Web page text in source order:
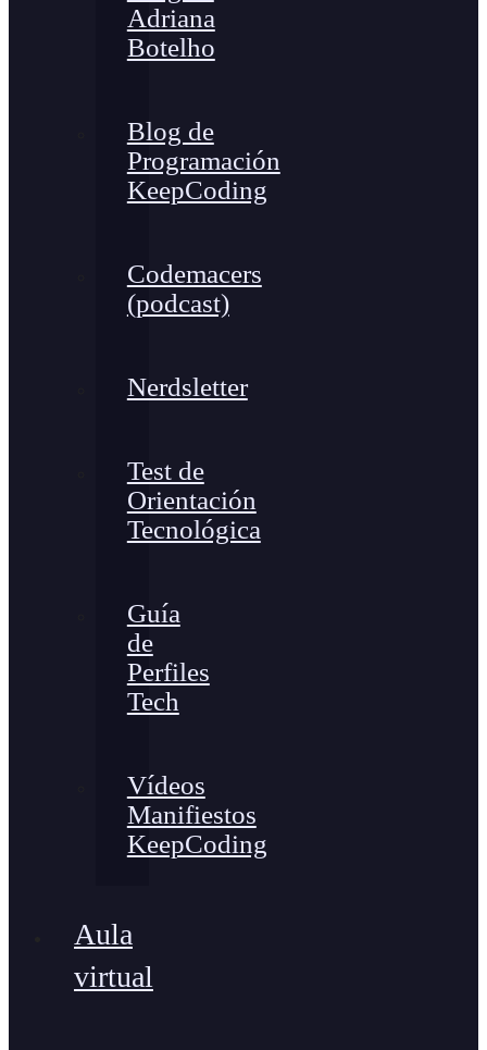
Adriana
Botelho
Blog de
Programación
KeepCoding
Codemacers
(podcast)
Nerdsletter
Test de
Orientación
Tecnológica
Guía
de
Perfiles
Tech
Vídeos
Manifiestos
KeepCoding
Aula
virtual